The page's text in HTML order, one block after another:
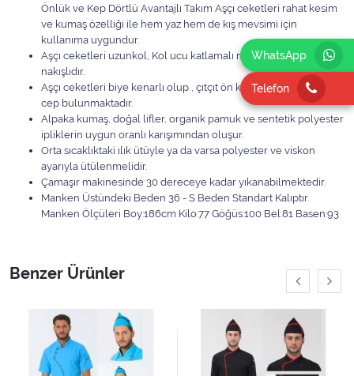
WhatsApp
Telefon
Önlük ve Kep Dörtlü Avantajlı Takım Aşçı ceketleri rahat kesim
ve kumaş özelliği ile hem yaz hem de kış mevsimi için
kullanıma uygundur.
Aşçı ceketleri uzunkol, Kol ucu katlamalı manşet sağ ve sol kol
nakışlıdır.
Aşçı ceketleri biye kenarlı olup , çıtçıt ön kapamalı, sol kolda
cep bulunmaktadır.
Alpaka kumaş, doğal lifler, organik pamuk ve sentetik polyester
ipliklerin uygun oranlı karışımından oluşur.
Orta sıcaklıktaki ılık ütüyle ya da varsa polyester ve viskon
ayarıyla ütülenmelidir.
Çamaşır makinesinde 30 dereceye kadar yıkanabilmektedir.
Manken Üstündeki Beden 36 - S Beden Standart Kalıptır.
Manken Ölçüleri Boy:186cm Kilo:77 Göğüs:100 Bel:81 Basen:93
Benzer Ürünler